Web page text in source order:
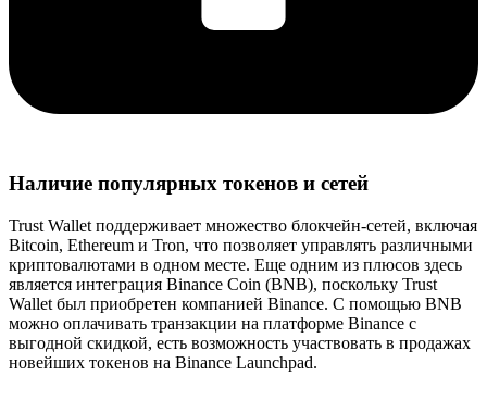
Наличие популярных токенов и сетей
Trust Wallet поддерживает множество блокчейн-сетей, включая
Bitcoin, Ethereum и Tron, что позволяет управлять различными
криптовалютами в одном месте. Еще одним из плюсов здесь
является интеграция Binance Coin (BNB), поскольку Trust
Wallet был приобретен компанией Binance. С помощью BNB
можно оплачивать транзакции на платформе Binance с
выгодной скидкой, есть возможность участвовать в продажах
новейших токенов на Binance Launchpad.